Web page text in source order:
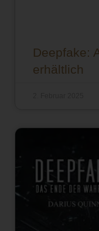
Deepfake:
erhältlich